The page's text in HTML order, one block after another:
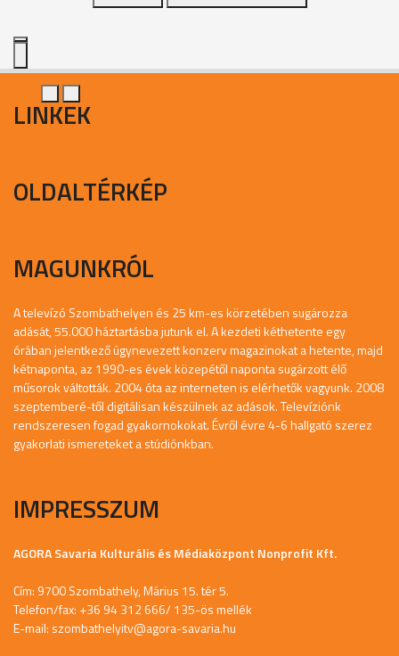
LINKEK
OLDALTÉRKÉP
MAGUNKRÓL
A televízó Szombathelyen és 25 km-es körzetében sugározza
adását, 55.000 háztartásba jutunk el. A kezdeti kéthetente egy
órában jelentkező úgynevezett konzerv magazinokat a hetente, majd
kétnaponta, az 1990-es évek közepétől naponta sugárzott élő
műsorok váltották. 2004 óta az interneten is elérhetők vagyunk. 2008
szeptemberé-től digitálisan készülnek az adások. Televíziónk
rendszeresen fogad gyakornokokat. Évről évre 4-6 hallgató szerez
gyakorlati ismereteket a stúdiónkban.
IMPRESSZUM
AGORA Savaria Kulturális és Médiaközpont Nonprofit Kft.
Cím: 9700 Szombathely, Márius 15. tér 5.
Telefon/fax: +36 94 312 666/ 135-ös mellék
E-mail: szombathelyitv@agora-savaria.hu